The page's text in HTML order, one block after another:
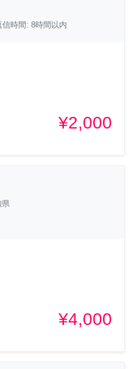
信時間: 8時間以内
¥2,000
県
¥4,000